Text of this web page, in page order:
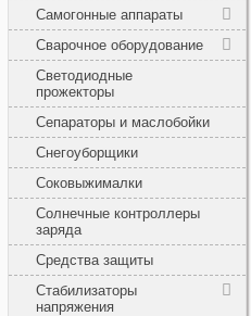
Самогонные аппараты
Сварочное оборудование
Светодиодные
прожекторы
Сепараторы и маслобойки
Снегоуборщики
Соковыжималки
Солнечные контроллеры
заряда
Средства защиты
Стабилизаторы
напряжения